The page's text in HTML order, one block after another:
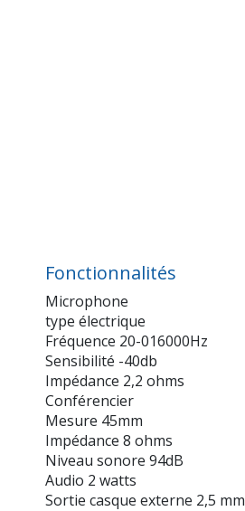
Fonctionnalités
Microphone
type électrique
Fréquence 20-016000Hz
Sensibilité -40db
Impédance 2,2 ohms
Conférencier
Mesure 45mm
Impédance 8 ohms
Niveau sonore 94dB
Audio 2 watts
Sortie casque externe 2,5 mm